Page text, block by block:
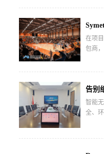
在项
包商
智能
全、